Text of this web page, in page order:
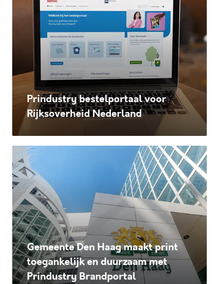
bestelportaal
Rijksoverheid
Prindustry bestelportaal voor
Rijksoverheid Nederland
Gemeente
Den
Haag
maakt
print
toegankelijk
en
duurzaam
met
Gemeente Den Haag maakt print
toegankelijk en duurzaam met
Prindustry Brandportal